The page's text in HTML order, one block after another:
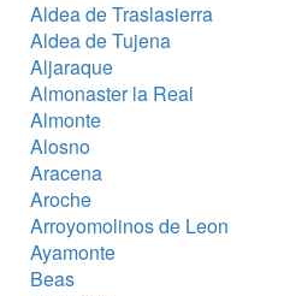
Aldea de Traslasierra
Aldea de Tujena
Aljaraque
Almonaster la Real
Almonte
Alosno
Aracena
Aroche
Arroyomolinos de Leon
Ayamonte
Beas